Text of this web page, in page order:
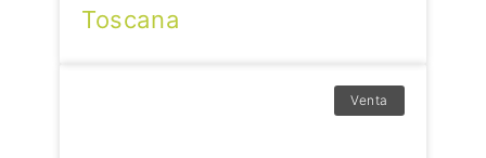
Toscana
Venta